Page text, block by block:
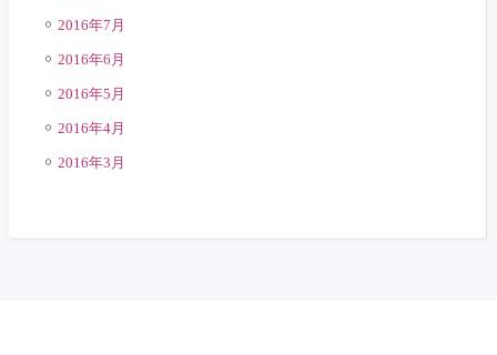
2016年7月
2016年6月
2016年5月
2016年4月
2016年3月